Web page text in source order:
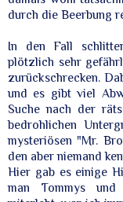
durch die Beerbung
In den Fall
plötzlich sehr
zurückschrecken.
und es gibt viel
Suche nach der
bedrohlichen
mysteriösen "Mr.
den aber niemand
Hier gab es einige
man Tommys und